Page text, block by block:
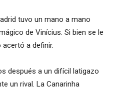
tuvo un mano a mano
de Vinícius. Si bien se le
a definir.
después a un difícil latigazo
un rival. La Canarinha